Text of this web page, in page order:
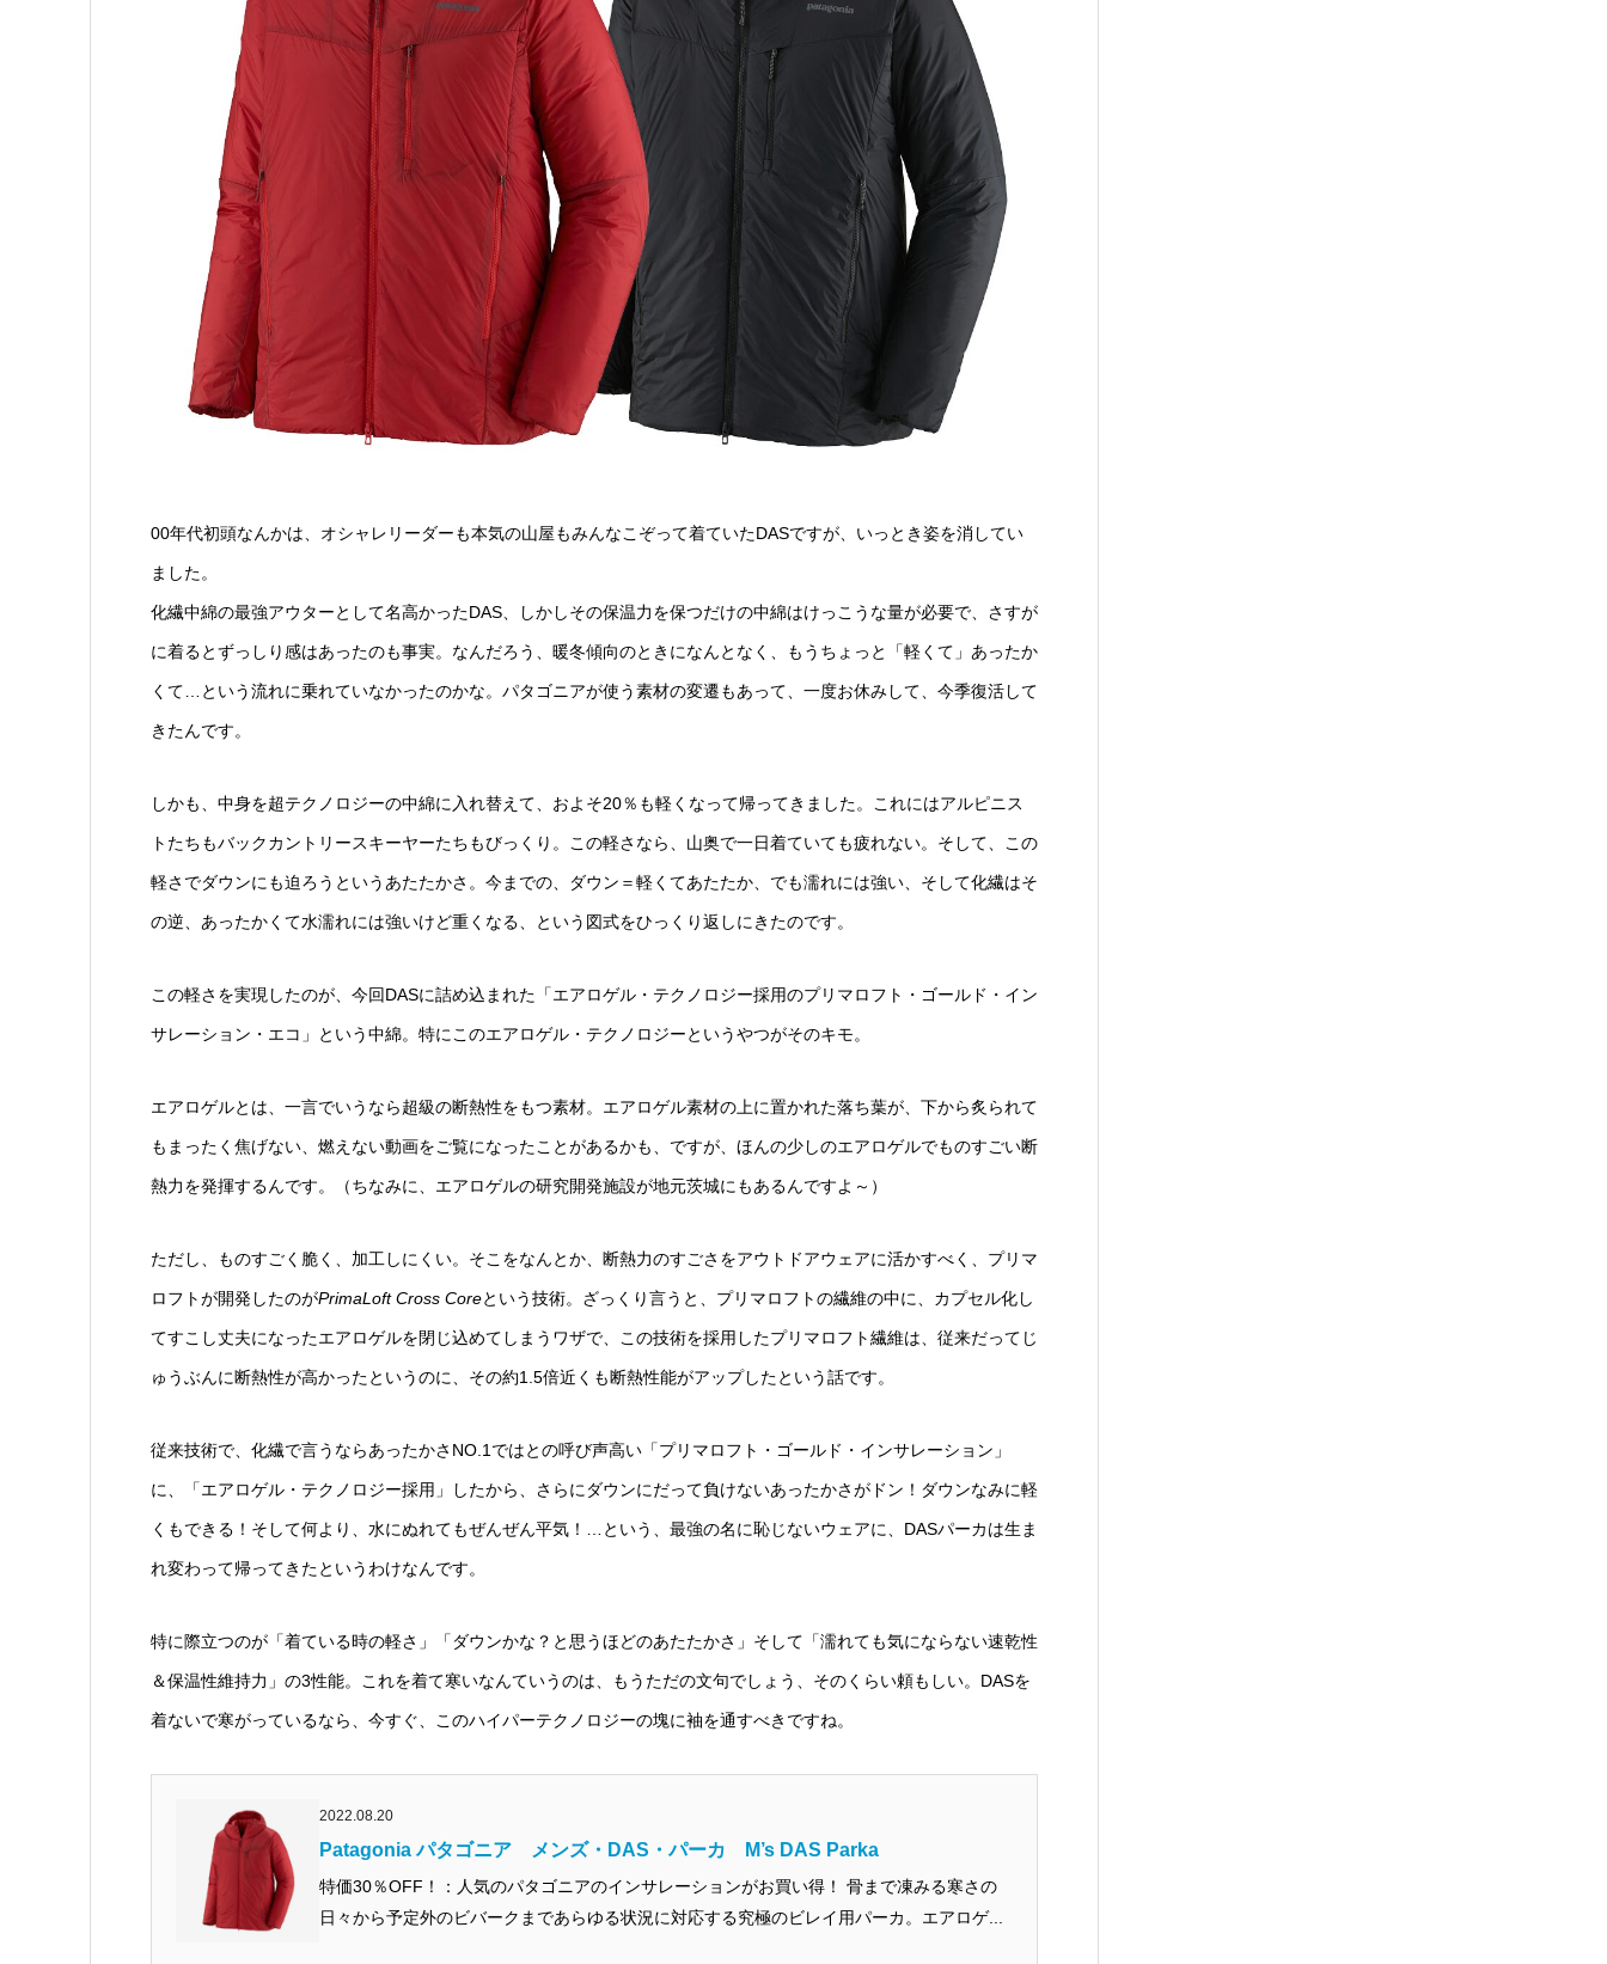
00年代初頭なんかは、オシャレリーダーも本気の山屋もみんなこぞって着ていたDASですが、いっとき姿を消してい
ました。
化繊中綿の最強アウターとして名高かったDAS、しかしその保温力を保つだけの中綿はけっこうな量が必要で、さすが
に着るとずっしり感はあったのも事実。なんだろう、暖冬傾向のときになんとなく、もうちょっと「軽くて」あったか
くて…という流れに乗れていなかったのかな。パタゴニアが使う素材の変遷もあって、一度お休みして、今季復活して
きたんです。
しかも、中身を超テクノロジーの中綿に入れ替えて、およそ20％も軽くなって帰ってきました。これにはアルピニス
トたちもバックカントリースキーヤーたちもびっくり。この軽さなら、山奥で一日着ていても疲れない。そして、この
軽さでダウンにも迫ろうというあたたかさ。今までの、ダウン＝軽くてあたたか、でも濡れには強い、そして化繊はそ
の逆、あったかくて水濡れには強いけど重くなる、という図式をひっくり返しにきたのです。
この軽さを実現したのが、今回DASに詰め込まれた「エアロゲル・テクノロジー採用のプリマロフト・ゴールド・イン
サレーション・エコ」という中綿。特にこのエアロゲル・テクノロジーというやつがそのキモ。
エアロゲルとは、一言でいうなら超級の断熱性をもつ素材。エアロゲル素材の上に置かれた落ち葉が、下から炙られて
もまったく焦げない、燃えない動画をご覧になったことがあるかも、ですが、ほんの少しのエアロゲルでものすごい断
熱力を発揮するんです。（ちなみに、エアロゲルの研究開発施設が地元茨城にもあるんですよ～）
ただし、ものすごく脆く、加工しにくい。そこをなんとか、断熱力のすごさをアウトドアウェアに活かすべく、プリマ
ロフトが開発したのがPrimaLoft Cross Coreという技術。ざっくり言うと、プリマロフトの繊維の中に、カプセル化し
てすこし丈夫になったエアロゲルを閉じ込めてしまうワザで、この技術を採用したプリマロフト繊維は、従来だってじ
ゅうぶんに断熱性が高かったというのに、その約1.5倍近くも断熱性能がアップしたという話です。
従来技術で、化繊で言うならあったかさNO.1ではとの呼び声高い「プリマロフト・ゴールド・インサレーション」
に、「エアロゲル・テクノロジー採用」したから、さらにダウンにだって負けないあったかさがドン！ダウンなみに軽
くもできる！そして何より、水にぬれてもぜんぜん平気！…という、最強の名に恥じないウェアに、DASパーカは生ま
れ変わって帰ってきたというわけなんです。
特に際立つのが「着ている時の軽さ」「ダウンかな？と思うほどのあたたかさ」そして「濡れても気にならない速乾性
＆保温性維持力」の3性能。これを着て寒いなんていうのは、もうただの文句でしょう、そのくらい頼もしい。DASを
着ないで寒がっているなら、今すぐ、このハイパーテクノロジーの塊に袖を通すべきですね。
2022.08.20
Patagonia パタゴニア メンズ・DAS・パーカ M’s DAS Parka
特価30％OFF！：人気のパタゴニアのインサレーションがお買い得！ 骨まで凍みる寒さの
日々から予定外のビバークまであらゆる状況に対応する究極のビレイ用パーカ。エアロゲ...